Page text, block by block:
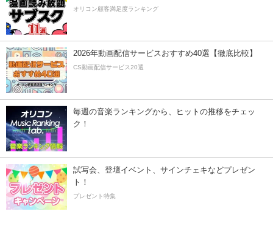
オリコン顧客満足度ランキング
2026年動画配信サービスおすすめ40選【徹底比較】
CS動画配信サービス20選
毎週の音楽ランキングから、ヒットの推移をチェッ
ク！
試写会、登壇イベント、サインチェキなどプレゼン
ト！
プレゼント特集